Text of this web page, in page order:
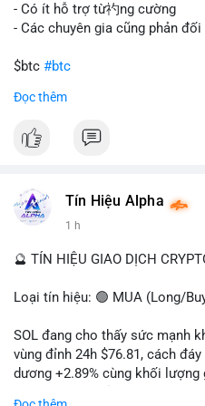
gây sốc thanh khoản tức thời,
tâm lý ngắn hạn nếu hướng đến
Lời khuyên cho nhà đầu tư nhỏ
hướng đi của dòng tiền. Tránh
rõ ràng về đích đến của số BTC
#dongtienlon
- Có ít hỗ trợ từ礿ng cường
- Các chuyên gia cũng phản đối
$btc #btc
#vlikevn
📰 Nguồn: CoinDesk
Đọc thêm
Tín Hiệu Alpha
1 h
🔮 TÍN HIỆU GIAO DỊCH
Loại tín hiệu: 🟢 MUA (Long/
SOL đang cho thấy sức mạnh
vùng đỉnh 24h $76.81, cách
dương +2.89% cùng khối